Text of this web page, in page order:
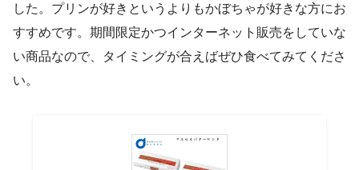
した。プリンが好きというよりもかぼちゃが好きな方にお
すすめです。期間限定かつインターネット販売をしていな
い商品なので、タイミングが合えばぜひ食べてみてくださ
い。